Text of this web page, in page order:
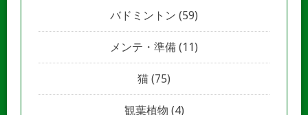
バドミントン (59)
メンテ・準備 (11)
猫 (75)
観葉植物 (4)